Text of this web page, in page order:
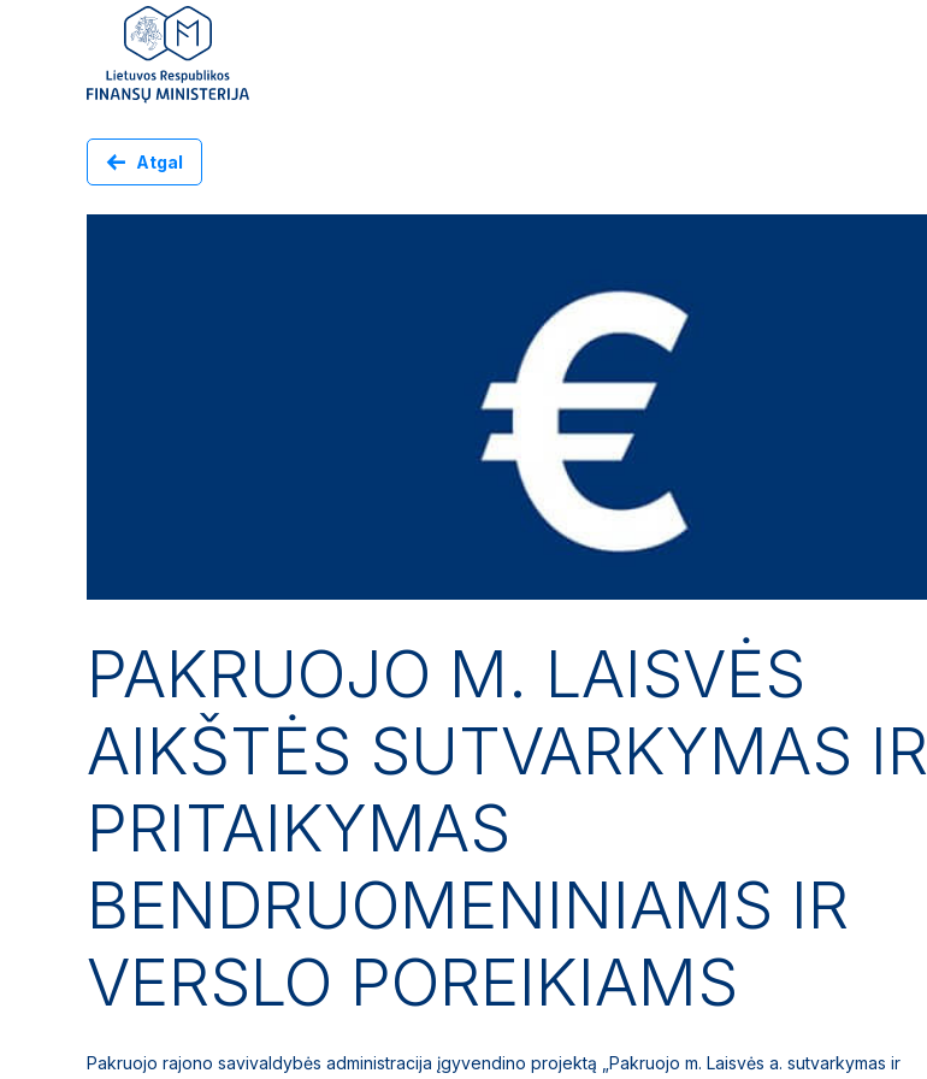
Atgal
PAKRUOJO M. LAISVĖS
AIKŠTĖS SUTVARKYMAS IR
PRITAIKYMAS
BENDRUOMENINIAMS IR
VERSLO POREIKIAMS
Pakruojo rajono savivaldybės administracija įgyvendino projektą „Pakruojo m. Laisvės a. sutvarkymas ir